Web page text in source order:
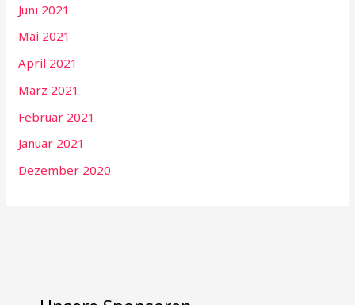
Juni 2021
Mai 2021
April 2021
März 2021
Februar 2021
Januar 2021
Dezember 2020